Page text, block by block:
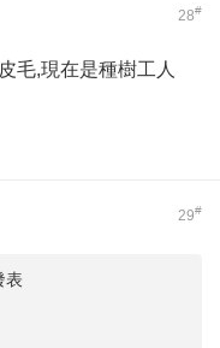
28#
毛,現在是種樹工人
29#
表